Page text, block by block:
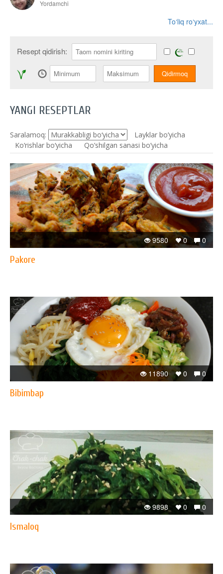
Yordamchi
To‘liq ro‘yxat...
Resept qidirish:
YANGI RESEPTLAR
Saralamoq:
Layklar bo’yicha
Ko‘rishlar bo‘yicha
Qo’shilgan sanasi bo’yicha
0
0
9580
Pakore
0
0
11890
Bibimbap
0
0
9898
Ismaloq